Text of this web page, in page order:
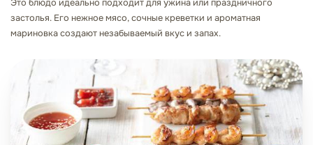
Это блюдо идеально подходит для ужина или праздничного
застолья. Его нежное мясо, сочные креветки и ароматная
мариновка создают незабываемый вкус и запах.